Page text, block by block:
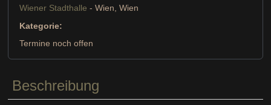
Wiener Stadthalle - Wien, Wien
Kategorie:
Termine noch offen
Beschreibung